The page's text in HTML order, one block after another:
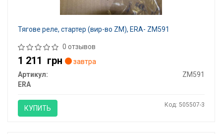
Тягове реле, стартер (вир-во ZM), ERA- ZM591
0 отзывов
1 211 грн
завтра
Артикул:
ZM591
ERA
КУПИТЬ Код: 505507-3